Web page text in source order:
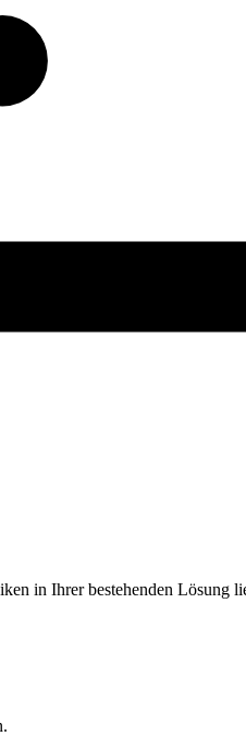
in Ihrer bestehenden Lösung